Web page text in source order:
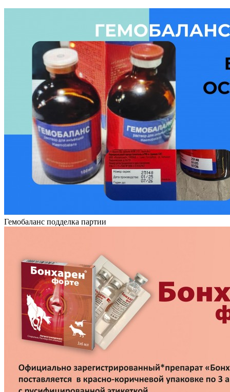
Гемобаланс подделка партии